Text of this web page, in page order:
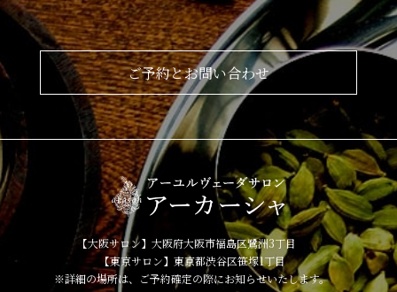
ご予約とお問い合わせ
【大阪サロン】大阪府大阪市福島区鷺洲3丁目
【東京サロン】東京都渋谷区笹塚1丁目
※詳細の場所は、ご予約確定の際にお知らせいたします。